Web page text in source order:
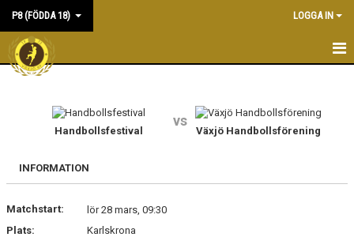
P8 (FÖDDA 18) LOGGA IN
HEM
MATCHER
TRUPPEN
Handbollsfestival
vs
Växjö Handbollsförening
INFORMATION
Matchstart:
lör 28 mars, 09:30
Plats:
Karlskrona